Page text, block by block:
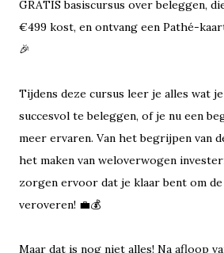
GRATIS basiscursus over beleggen,
€499 kost, en ontvang een Pathé-
🎉
Tijdens deze cursus leer je alles wat
succesvol te beleggen, of je nu een
meer ervaren. Van het begrijpen van
het maken van weloverwogen
zorgen ervoor dat je klaar bent om
veroveren! 💼💰
Maar dat is nog niet alles! Na afloop